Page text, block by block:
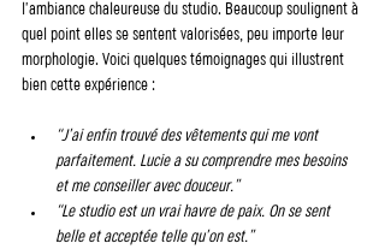
l’ambiance chaleureuse du studio. Beaucoup soulignent à
quel point elles se sentent valorisées, peu importe leur
morphologie. Voici quelques témoignages qui illustrent
bien cette expérience :
“J’ai enfin trouvé des vêtements qui me vont
parfaitement. Lucie a su comprendre mes besoins
et me conseiller avec douceur.”
“Le studio est un vrai havre de paix. On se sent
belle et acceptée telle qu’on est.”